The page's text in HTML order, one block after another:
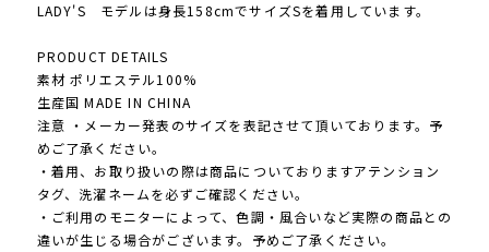
LADY'S モデルは身長158cmでサイズSを着用しています。
PRODUCT DETAILS
素材 ポリエステル100%
生産国 MADE IN CHINA
注意 ・メーカー発表のサイズを表記させて頂いております。予
めご了承ください。
・着用、お取り扱いの際は商品についておりますアテンション
タグ、洗濯ネームを必ずご確認ください。
・ご利用のモニターによって、色調・風合いなど実際の商品との
違いが生じる場合がございます。予めご了承ください。